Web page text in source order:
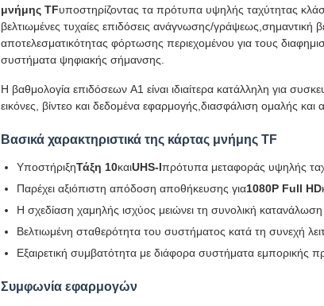
μνήμης TFυποστηρίζοντας τα πρότυπα υψηλής ταχύτητας
βελτιωμένες τυχαίες επιδόσεις ανάγνωσης/γράψεως,σημαντική
αποτελεσματικότητας φόρτωσης περιεχομένου για τους
συστήματα ψηφιακής σήμανσης.
Η βαθμολογία επιδόσεων A1 είναι ιδιαίτερα κατάλληλη για
εικόνες, βίντεο και δεδομένα εφαρμογής,διασφάλιση ομαλής και
Βασικά χαρακτηριστικά της κάρτας μνήμης TF
ΥποστήριξηΤάξη 10καιUHS-Iπρότυπα μεταφοράς υψηλής
Παρέχει αξιόπιστη απόδοση αποθήκευσης για1080P Full HD
Η σχεδίαση χαμηλής ισχύος μειώνει τη συνολική
Βελτιωμένη σταθερότητα του συστήματος κατά τη συνεχή
Εξαιρετική συμβατότητα με διάφορα συστήματα εμπορικής
Συμφωνία εφαρμογών